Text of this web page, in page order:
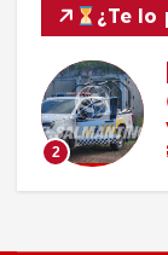
¿Te lo
2